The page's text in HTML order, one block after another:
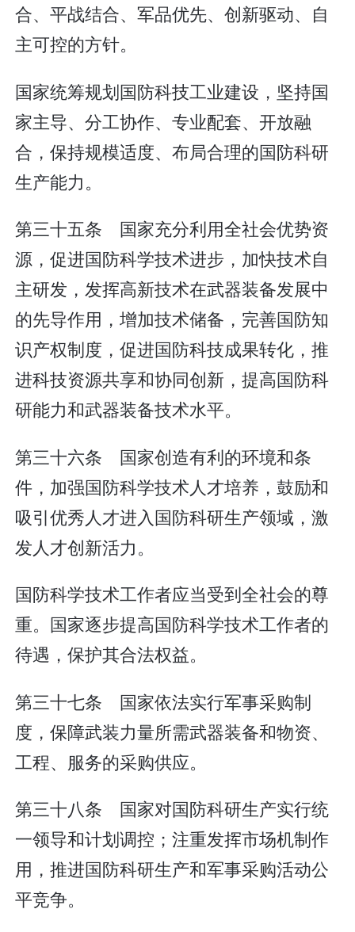
合、平战结合、军品优先、创新驱动、自
主可控的方针。
国家统筹规划国防科技工业建设，坚持国
家主导、分工协作、专业配套、开放融
合，保持规模适度、布局合理的国防科研
生产能力。
第三十五条 国家充分利用全社会优势资
源，促进国防科学技术进步，加快技术自
主研发，发挥高新技术在武器装备发展中
的先导作用，增加技术储备，完善国防知
识产权制度，促进国防科技成果转化，推
进科技资源共享和协同创新，提高国防科
研能力和武器装备技术水平。
第三十六条 国家创造有利的环境和条
件，加强国防科学技术人才培养，鼓励和
吸引优秀人才进入国防科研生产领域，激
发人才创新活力。
国防科学技术工作者应当受到全社会的尊
重。国家逐步提高国防科学技术工作者的
待遇，保护其合法权益。
第三十七条 国家依法实行军事采购制
度，保障武装力量所需武器装备和物资、
工程、服务的采购供应。
第三十八条 国家对国防科研生产实行统
一领导和计划调控；注重发挥市场机制作
用，推进国防科研生产和军事采购活动公
平竞争。